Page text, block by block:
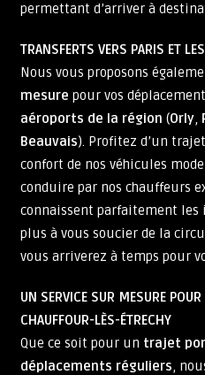
permettant d’arriver à
TRANSFERTS VERS PARIS ET
Nous vous proposons
mesure pour vos
aéroports de la région (Orly,
Beauvais). Profitez d’un
confort de nos véhicules
conduire par nos chauffeurs
connaissent parfaitement les
plus à vous soucier de la
vous arriverez à temps pour
UN SERVICE SUR MESURE
CHAUFFOUR-LÈS-ÉTRECHY
Que ce soit pour un trajet
déplacements réguliers,